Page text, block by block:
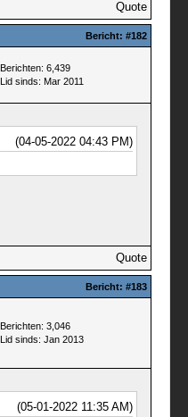
Quote
Bericht: #182
Berichten: 6,439
Lid sinds: Mar 2011
(04-05-2022 04:43 PM)
Quote
Bericht: #183
Berichten: 3,046
Lid sinds: Jan 2013
(05-01-2022 11:35 AM)